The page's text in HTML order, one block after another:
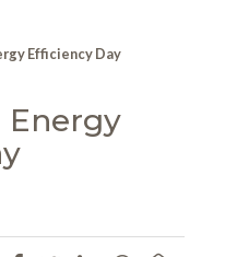
Efficiency Day